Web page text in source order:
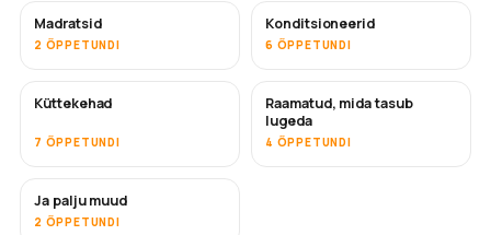
Madratsid
2 ÕPPETUNDI
TULEMAS
Konditsioneerid
6 ÕPPETUNDI
TULEMAS
Küttekehad
7 ÕPPETUNDI
TULEMAS
Raamatud, mida tasub
lugeda
4 ÕPPETUNDI
TULEMAS
Ja palju muud
2 ÕPPETUNDI